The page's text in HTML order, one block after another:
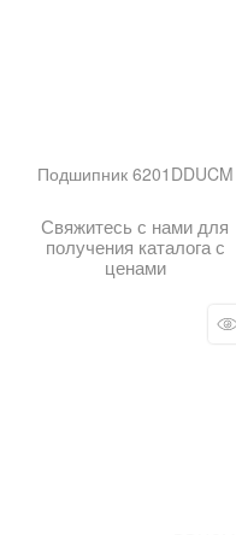
Подшипник 6201DDUCM
Свяжитесь с нами для
получения каталога с
ценами